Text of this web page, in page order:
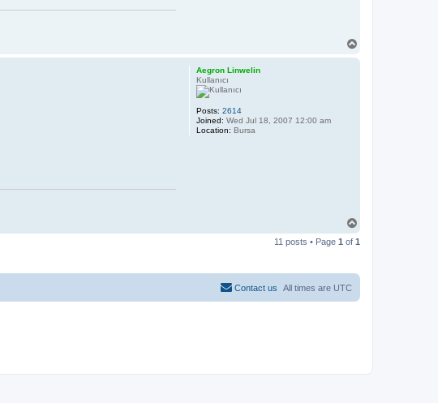
Aegron Linwelin
Kullanıcı
Posts: 2614
Joined: Wed Jul 18, 2007 12:00 am
Location: Bursa
p
11 posts • Page 1 of 1
All times are UTC
Contact us